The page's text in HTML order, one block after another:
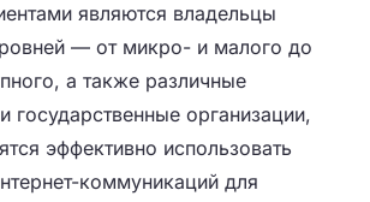
являются владельцы
— от микро- и малого до
а также различные
государственные организации,
эффективно использовать
коммуникаций для